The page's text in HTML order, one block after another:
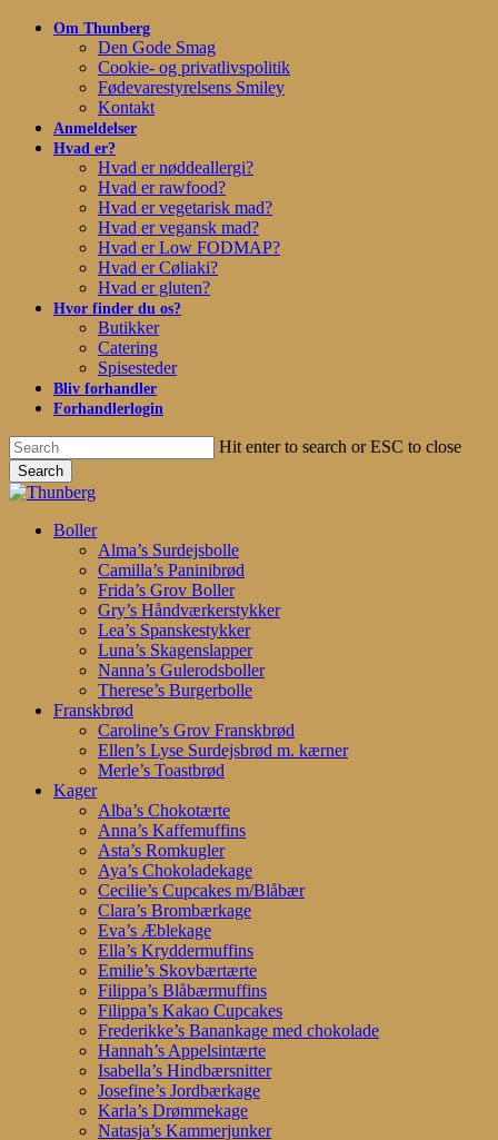
Skip
Om Thunberg
Den Gode Smag
Cookie- og privatlivspolitik
Fødevarestyrelsens Smiley
Kontakt
Anmeldelser
Hvad er?
Hvad er nøddeallergi?
Hvad er rawfood?
Hvad er vegetarisk mad?
Hvad er vegansk mad?
Hvad er Low FODMAP?
Hvad er Cøliaki?
Hvad er gluten?
Hvor finder du os?
Butikker
Catering
Spisesteder
Bliv forhandler
Forhandlerlogin
Hit enter to search or ESC to close
Search
Close
search
account
Menu
Boller
Alma’s Surdejsbolle
Camilla’s Paninibrød
Frida’s Grov Boller
Gry’s Håndværkerstykker
Lea’s Spanskestykker
Luna’s Skagenslapper
Nanna’s Gulerodsboller
Therese’s Burgerbolle
Franskbrød
Caroline’s Grov Franskbrød
Ellen’s Lyse Surdejsbrød m. kærner
Merle’s Toastbrød
Kager
Alba’s Chokotærte
Anna’s Kaffemuffins
Asta’s Romkugler
Aya’s Chokoladekage
Cecilie’s Cupcakes m/Blåbær
Clara’s Brombærkage
Eva’s Æblekage
Ella’s Kryddermuffins
Emilie’s Skovbærtærte
Filippa’s Blåbærmuffins
Filippa’s Kakao Cupcakes
Frederikke’s Banankage med chokolade
Hannah’s Appelsintærte
Isabella’s Hindbærsnitter
Josefine’s Jordbærkage
Karla’s Drømmekage
Natasja’s Kammerjunker